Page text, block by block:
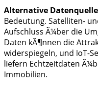
Alternative
Bedeutung. Satelliten-
Aufschluss Ã¼ber die
Daten kÃ¶nnen die
widerspiegeln, und IoT-
liefern Echtzeitdaten
Immobilien.